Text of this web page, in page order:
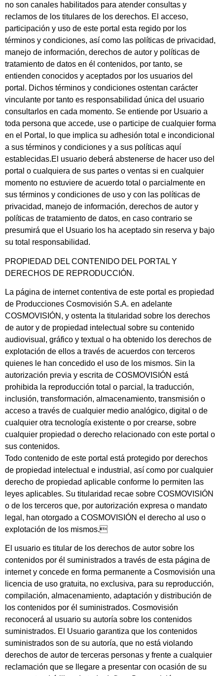
no son canales habilitados para atender consultas y
reclamos de los titulares de los derechos. El acceso,
participación y uso de este portal esta regido por los
términos y condiciones, así como las políticas de privacidad,
manejo de información, derechos de autor y políticas de
tratamiento de datos en él contenidos, por tanto, se
entienden conocidos y aceptados por los usuarios del
portal. Dichos términos y condiciones ostentan carácter
vinculante por tanto es responsabilidad única del usuario
consultarlos en cada momento. Se entiende por Usuario a
toda persona que accede, use o participe de cualquier forma
en el Portal, lo que implica su adhesión total e incondicional
a sus términos y condiciones y a sus políticas aquí
establecidas.El usuario deberá abstenerse de hacer uso del
portal o cualquiera de sus partes o ventas si en cualquier
momento no estuviere de acuerdo total o parcialmente en
sus términos y condiciones de uso y con las políticas de
privacidad, manejo de información, derechos de autor y
políticas de tratamiento de datos, en caso contrario se
presumirá que el Usuario los ha aceptado sin reserva y bajo
su total responsabilidad.
PROPIEDAD DEL CONTENIDO DEL PORTAL Y
DERECHOS DE REPRODUCCIÓN.
La página de internet contentiva de este portal es propiedad
de Producciones Cosmovisión S.A. en adelante
COSMOVISIÓN, y ostenta la titularidad sobre los derechos
de autor y de propiedad intelectual sobre su contenido
audiovisual, gráfico y textual o ha obtenido los derechos de
explotación de ellos a través de acuerdos con terceros
quienes le han concedido el uso de los mismos. Sin la
autorización previa y escrita de COSMOVISIÓN está
prohibida la reproducción total o parcial, la traducción,
inclusión, transformación, almacenamiento, transmisión o
acceso a través de cualquier medio analógico, digital o de
cualquier otra tecnología existente o por crearse, sobre
cualquier propiedad o derecho relacionado con este portal o
sus contenidos.
Todo contenido de este portal está protegido por derechos
de propiedad intelectual e industrial, así como por cualquier
derecho de propiedad aplicable conforme lo permiten las
leyes aplicables. Su titularidad recae sobre COSMOVISIÓN
o de los terceros que, por autorización expresa o mandato
legal, han otorgado a COSMOVISIÓN el derecho al uso o
explotación de los mismos.
El usuario es titular de los derechos de autor sobre los
contenidos por él suministrados a través de esta página de
internet y concede en forma permanente a Cosmovisión una
licencia de uso gratuita, no exclusiva, para su reproducción,
compilación, almacenamiento, adaptación y distribución de
los contenidos por él suministrados. Cosmovisión
reconocerá al usuario su autoría sobre los contenidos
suministrados. El Usuario garantiza que los contenidos
suministrados son de su autoría, que no está violando
derechos de autor de terceras personas y frente a cualquier
reclamación que se llegare a presentar con ocasión de su